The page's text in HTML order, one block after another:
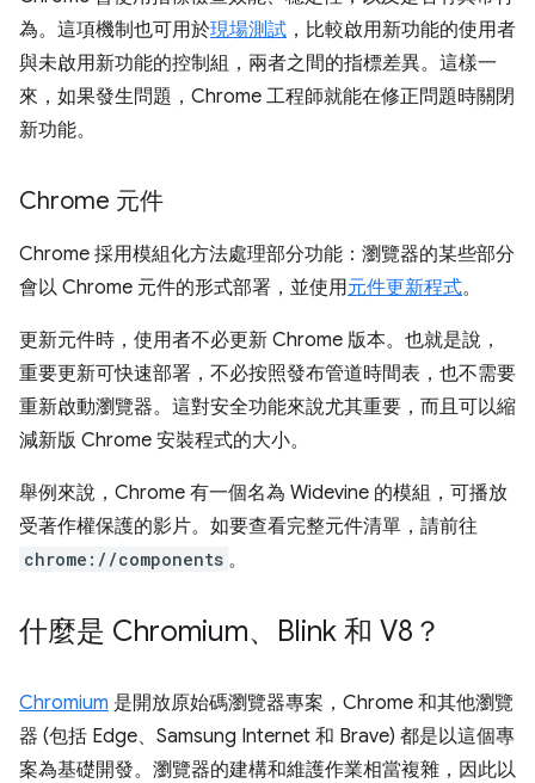
為。這項機制也可用於現場測試 ，比較啟用新功能的使用者
與未啟用新功能的控制組，兩者之間的指標差異。這樣一
來，如果發生問題，Chrome 工程師就能在修正問題時關閉
新功能。
Chrome 元件
Chrome 採用模組化方法處理部分功能：瀏覽器的某些部分
會以 Chrome 元件的形式部署，並使用元件更新程式。
更新元件時，使用者不必更新 Chrome 版本。也就是說，
重要更新可快速部署，不必按照發布管道時間表，也不需要
重新啟動瀏覽器。這對安全功能來說尤其重要，而且可以縮
減新版 Chrome 安裝程式的大小。
舉例來說，Chrome 有一個名為 Widevine 的模組，可播放
受著作權保護的影片。如要查看完整元件清單，請前往
chrome://components 。
什麼是 Chromium、Blink 和 V8？
Chromium 是開放原始碼瀏覽器專案，Chrome 和其他瀏覽
器 (包括 Edge、Samsung Internet 和 Brave) 都是以這個專
案為基礎開發。瀏覽器的建構和維護作業相當複雜，因此以